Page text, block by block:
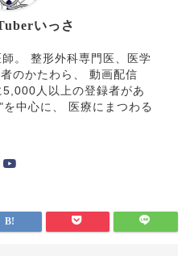
いっさ
。 整形外科専門医、医学
のかたわら、 動画配信
人以上の登録者があ
中心に、 医療にまつわる